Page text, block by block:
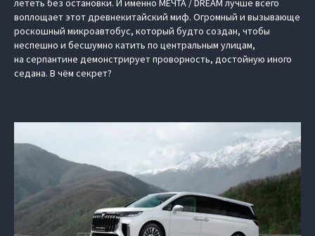
лететь без остановки. И именно МЕЧТА / DREAM лучше всего
воплощает этот древнекитайский миф. Огромный и вызывающе
роскошный микроавтобус, который будто создан, чтобы
неспешно и бесшумно катить по центральным улицам,
на серпантине демонстрирует проворность, достойную иного
седана. В чём секрет?